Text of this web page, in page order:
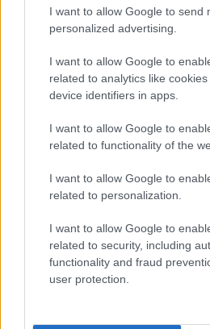
I want to allow Google to send
personalized advertising.
I want to allow Google to
related to analytics like
device identifiers in apps.
I want to allow Google to
related to functionality of the
I want to allow Google to
related to personalization.
I want to allow Google to
related to security, including
functionality and fraud
user protection.
#EVASIONE
#LAVORO NERO
Pagina
Precedente
SEDUTE SATIRICHE
Vignetta del 07/